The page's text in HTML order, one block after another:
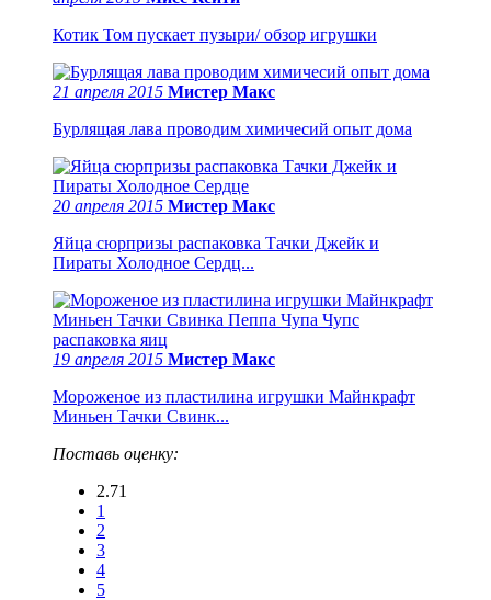
Котик Том пускает пузыри/ обзор игрушки
21 апреля 2015 Мистер Макс
Бурлящая лава проводим химичесий опыт дома
20 апреля 2015 Мистер Макс
Яйца сюрпризы распаковка Тачки Джейк и
Пираты Холодное Сердц...
19 апреля 2015 Мистер Макс
Мороженое из пластилина игрушки Майнкрафт
Миньен Тачки Свинк...
Поставь оценку:
2.71
1
2
3
4
5